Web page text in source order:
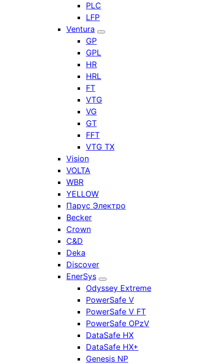
PLC
LFP
Ventura
GP
GPL
HR
HRL
FT
VTG
VG
GT
FFT
VTG TX
Vision
VOLTA
WBR
YELLOW
Парус Электро
Becker
Crown
C&D
Deka
Discover
EnerSys
Odyssey Extreme
PowerSafe V
PowerSafe V FT
PowerSafe OPzV
DataSafe HX
DataSafe HX+
Genesis NP